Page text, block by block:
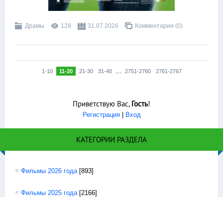
Драмы 128 31.07.2026 Комментарии (0)
1-10 11-20 21-30 31-40 ... 2751-2760 2761-2767
Приветствую Вас, Гость!
Регистрация| Вход
КАТЕГОРИИ РАЗДЕЛА
Фильмы 2026 года [893]
Фильмы 2025 года [2166]